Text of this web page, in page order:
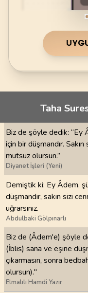
Taha
Biz de şöyle dedik: “Ey
için bir düşmandır.
mutsuz olursun.”
Diyanet İşleri (Yeni)
Demiştik ki: Ey Âdem,
düşmandır, sakın sizi
uğrarsınız.
Abdulbaki Gölpınarlı
Biz de (Âdem'e) şöyle
(İblis) sana ve eşine
çıkarmasın, sonra
olursun)."
Elmalılı Hamdi Yazır